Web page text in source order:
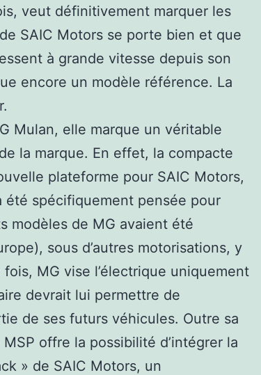
veut définitivement marquer les
SAIC Motors se porte bien et que
à grande vitesse depuis son
encore un modèle référence. La
Mulan, elle marque un véritable
la marque. En effet, la compacte
plateforme pour SAIC Motors,
été spécifiquement pensée pour
modèles de MG avaient été
sous d’autres motorisations, y
MG vise l’électrique uniquement
devrait lui permettre de
de ses futurs véhicules. Outre sa
offre la possibilité d’intégrer la
» de SAIC Motors, un